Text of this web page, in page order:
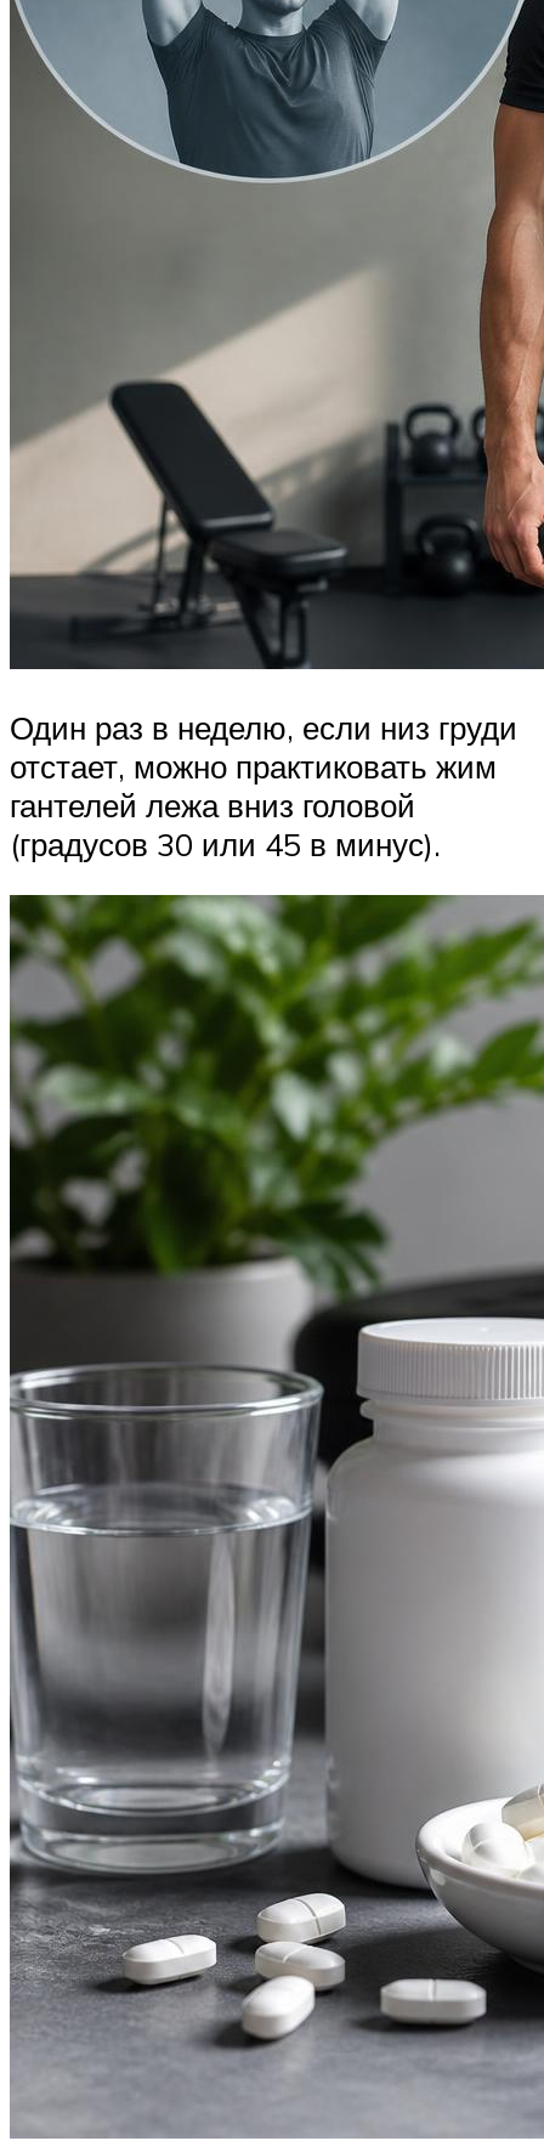
Один раз в неделю, если низ груди
отстает, можно практиковать жим
гантелей лежа вниз головой
(градусов 30 или 45 в минус).